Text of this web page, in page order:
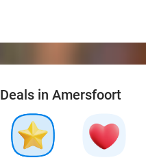
Deals in Amersfoort